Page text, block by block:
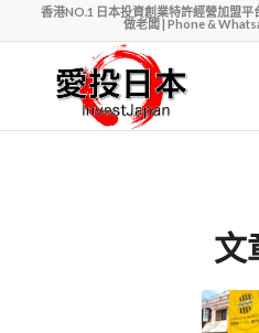
香港NO.1 日本投資創業特許經營加盟平
做老闆 | Phone &
文